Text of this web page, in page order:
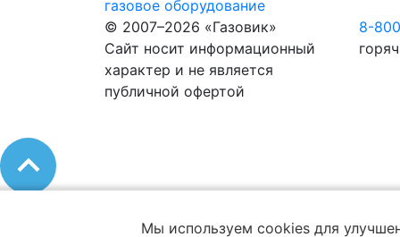
© 2007–2026 «Газовик»
Сайт носит информационный
характер и не является
публичной офертой
8-
Мы используем cookies для